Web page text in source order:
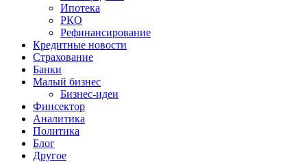
Ипотека
РКО
Рефинансирование
Кредитные новости
Страхование
Банки
Малый бизнес
Бизнес-идеи
Финсектор
Аналитика
Политика
Блог
Другое